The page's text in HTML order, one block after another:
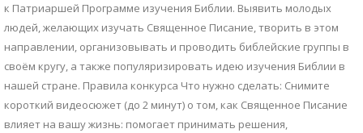
к Патриаршей Программе изучения Библии. Выявить молодых
людей, желающих изучать Священное Писание, творить в этом
направлении, организовывать и проводить библейские группы в
своём кругу, а также популяризировать идею изучения Библии в
нашей стране. Правила конкурса Что нужно сделать: Снимите
короткий видеосюжет (до 2 минут) о том, как Священное Писание
влияет на вашу жизнь: помогает принимать решения,